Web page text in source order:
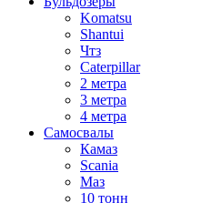
Komatsu
Shantui
Чтз
Caterpillar
2 метра
3 метра
4 метра
Самосвалы
Камаз
Scania
Маз
10 тонн